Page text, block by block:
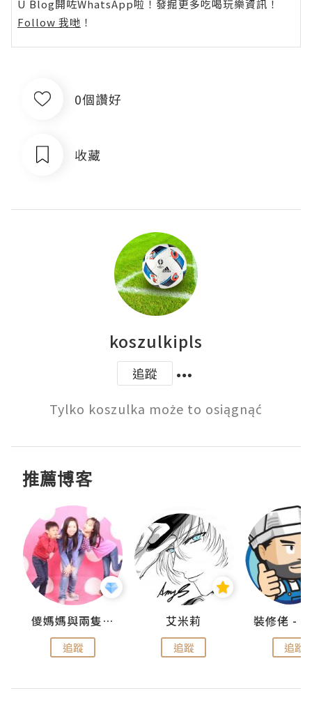
U Blog開咗WhatsApp啦！發掘更多吃喝玩樂資訊！
Follow 我哋 ！
0個讚好
收藏
koszulkipls
追蹤
Tylko koszulka może to osiągnąć
推薦博客
儍媽媽與兩隻小魔怪之家
追蹤
艾米莉
追蹤 追蹤